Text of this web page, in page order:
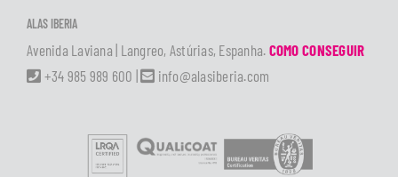
ALAS IBERIA
Avenida Laviana | Langreo, Astúrias, Espanha. COMO CONSEGUIR
+34 985 989 600
info@alasiberia.com